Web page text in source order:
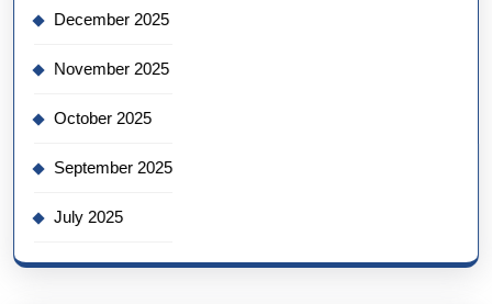
December 2025
November 2025
October 2025
September 2025
July 2025